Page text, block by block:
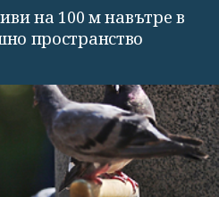
на 100 м навътре в
пространство